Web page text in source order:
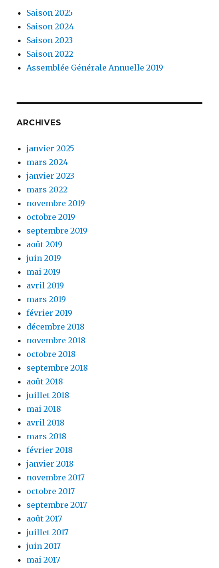
Saison 2025
Saison 2024
Saison 2023
Saison 2022
Assemblée Générale Annuelle 2019
ARCHIVES
janvier 2025
mars 2024
janvier 2023
mars 2022
novembre 2019
octobre 2019
septembre 2019
août 2019
juin 2019
mai 2019
avril 2019
mars 2019
février 2019
décembre 2018
novembre 2018
octobre 2018
septembre 2018
août 2018
juillet 2018
mai 2018
avril 2018
mars 2018
février 2018
janvier 2018
novembre 2017
octobre 2017
septembre 2017
août 2017
juillet 2017
juin 2017
mai 2017